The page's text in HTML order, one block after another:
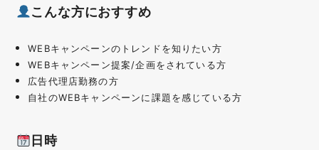
こんな方におすすめ
WEBキャンペーンのトレンドを知りたい方
WEBキャンペーン提案/企画をされている方
広告代理店勤務の方
自社のWEBキャンペーンに課題を感じている方
日時